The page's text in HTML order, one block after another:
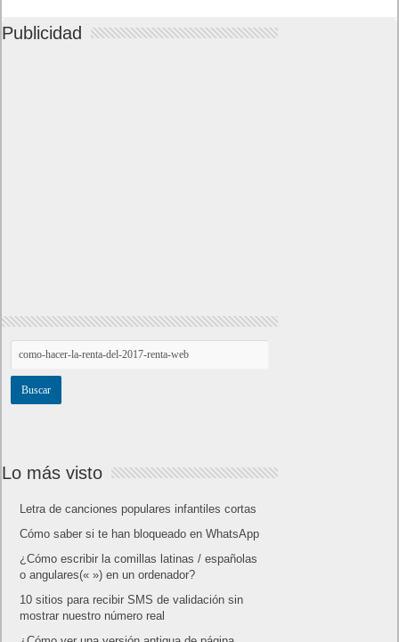
Publicidad
Lo más visto
Letra de canciones populares infantiles cortas
Cómo saber si te han bloqueado en WhatsApp
¿Cómo escribir la comillas latinas / españolas
o angulares(« ») en un ordenador?
10 sitios para recibir SMS de validación sin
mostrar nuestro número real